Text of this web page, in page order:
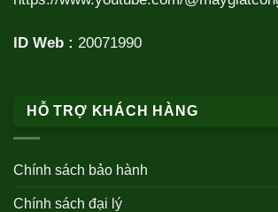
ID Web : 20071990
HỖ TRỢ KHÁCH HÀNG
Chính sách bảo hành
Chính sách đại lý